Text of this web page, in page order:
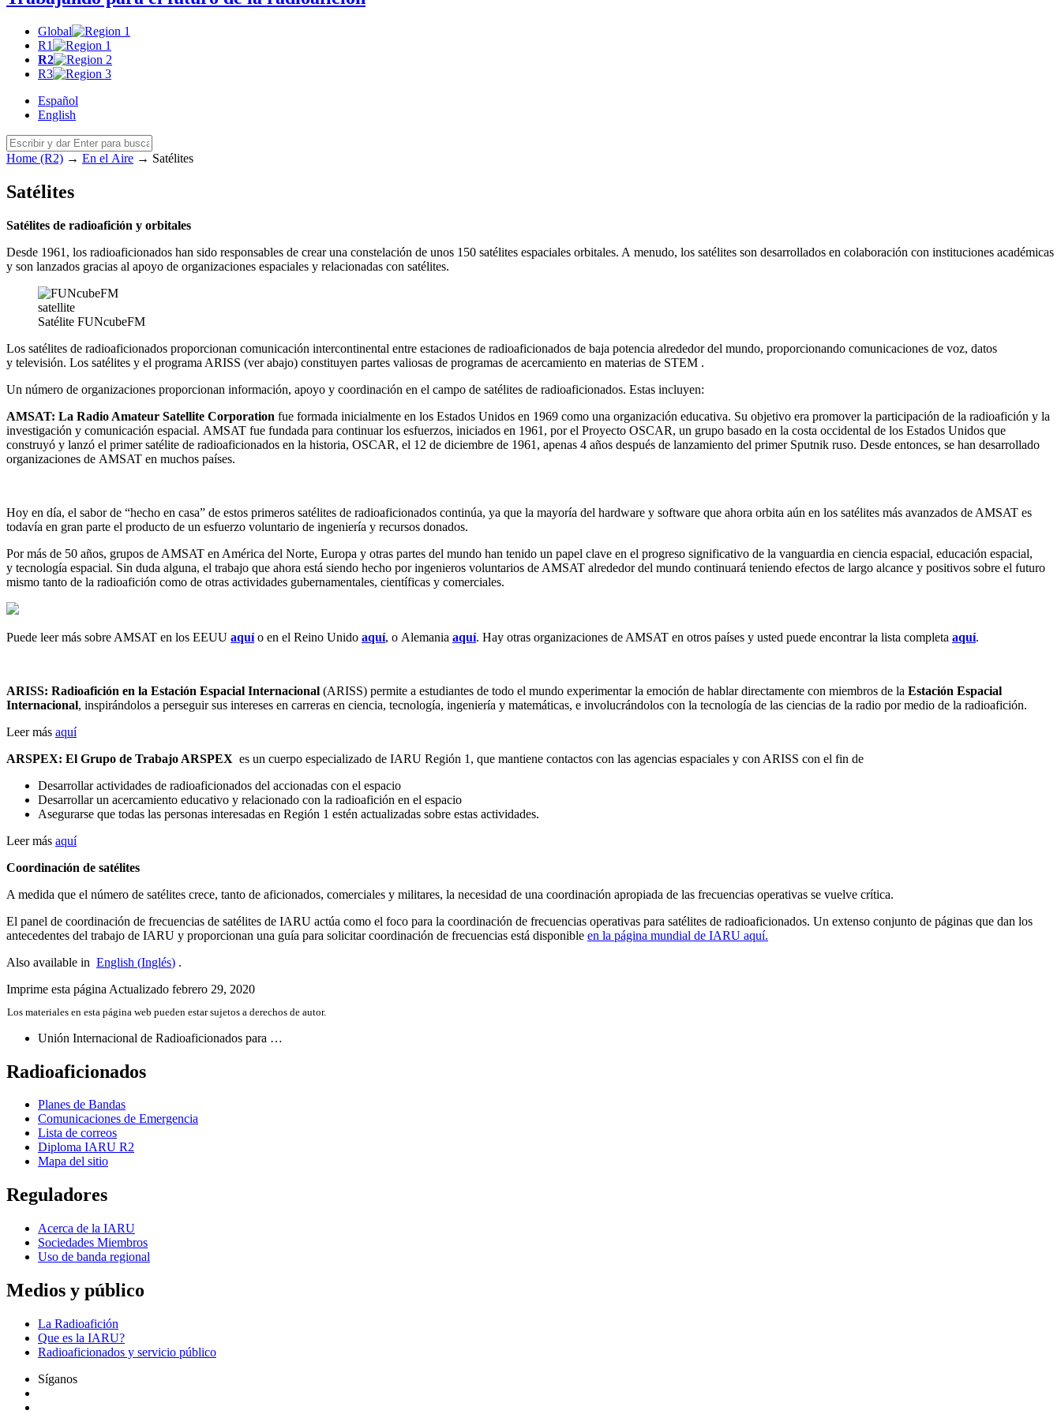
Global
R1
R2
R3
Español
English
Home (R2) → En el Aire → Satélites
Satélites
Satélites de radioafición y orbitales
Desde 1961, los radioaficionados han sido responsables de crear una constelación de unos 150 satélites espaciales orbitales. A menudo, los satélites son desarrollados en colaboración con instituciones académicas
y son lanzados gracias al apoyo de organizaciones espaciales y relacionadas con satélites.
Satélite FUNcubeFM
Los satélites de radioaficionados proporcionan comunicación intercontinental entre estaciones de radioaficionados de baja potencia alrededor del mundo, proporcionando comunicaciones de voz, datos
y televisión. Los satélites y el programa ARISS (ver abajo) constituyen partes valiosas de programas de acercamiento en materias de STEM .
Un número de organizaciones proporcionan información, apoyo y coordinación en el campo de satélites de radioaficionados. Estas incluyen:
AMSAT: La Radio Amateur Satellite Corporation fue formada inicialmente en los Estados Unidos en 1969 como una organización educativa. Su objetivo era promover la participación de la radioafición y la
investigación y comunicación espacial. AMSAT fue fundada para continuar los esfuerzos, iniciados en 1961, por el Proyecto OSCAR, un grupo basado en la costa occidental de los Estados Unidos que
construyó y lanzó el primer satélite de radioaficionados en la historia, OSCAR, el 12 de diciembre de 1961, apenas 4 años después de lanzamiento del primer Sputnik ruso. Desde entonces, se han desarrollado
organizaciones de AMSAT en muchos países.
Hoy en día, el sabor de “hecho en casa” de estos primeros satélites de radioaficionados continúa, ya que la mayoría del hardware y software que ahora orbita aún en los satélites más avanzados de AMSAT es
todavía en gran parte el producto de un esfuerzo voluntario de ingeniería y recursos donados.
Por más de 50 años, grupos de AMSAT en América del Norte, Europa y otras partes del mundo han tenido un papel clave en el progreso significativo de la vanguardia en ciencia espacial, educación espacial,
y tecnología espacial. Sin duda alguna, el trabajo que ahora está siendo hecho por ingenieros voluntarios de AMSAT alrededor del mundo continuará teniendo efectos de largo alcance y positivos sobre el futuro
mismo tanto de la radioafición como de otras actividades gubernamentales, científicas y comerciales.
Puede leer más sobre AMSAT en los EEUU aquío en el Reino Unido aquí, o Alemania aquí. Hay otras organizaciones de AMSAT en otros países y usted puede encontrar la lista completa aquí.
ARISS: Radioafición en la Estación Espacial Internacional (ARISS) permite a estudiantes de todo el mundo experimentar la emoción de hablar directamente con miembros de la Estación Espacial
Internacional, inspirándolos a perseguir sus intereses en carreras en ciencia, tecnología, ingeniería y matemáticas, e involucrándolos con la tecnología de las ciencias de la radio por medio de la radioafición.
Leer más aquí
ARSPEX: El Grupo de Trabajo ARSPEX es un cuerpo especializado de IARU Región 1, que mantiene contactos con las agencias espaciales y con ARISS con el fin de
Desarrollar actividades de radioaficionados del accionadas con el espacio
Desarrollar un acercamiento educativo y relacionado con la radioafición en el espacio
Asegurarse que todas las personas interesadas en Región 1 estén actualizadas sobre estas actividades.
Leer más aquí
Coordinación de satélites
A medida que el número de satélites crece, tanto de aficionados, comerciales y militares, la necesidad de una coordinación apropiada de las frecuencias operativas se vuelve crítica.
El panel de coordinación de frecuencias de satélites de IARU actúa como el foco para la coordinación de frecuencias operativas para satélites de radioaficionados. Un extenso conjunto de páginas que dan los
antecedentes del trabajo de IARU y proporcionan una guía para solicitar coordinación de frecuencias está disponible en la página mundial de IARU aquí.
Also available in English (Inglés) .
Imprime esta página Actualizado febrero 29, 2020
Los materiales en esta página web pueden estar sujetos a derechos de autor.
Unión Internacional de Radioaficionados para …
Radioaficionados
Planes de Bandas
Comunicaciones de Emergencia
Lista de correos
Diploma IARU R2
Mapa del sitio
Reguladores
Acerca de la IARU
Sociedades Miembros
Uso de banda regional
Medios y público
La Radioafición
Que es la IARU?
Radioaficionados y servicio público
Síganos